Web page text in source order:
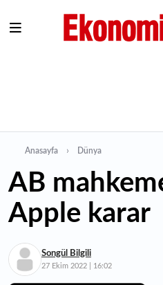
Anasayfa Dünya
AB
Apple karar
Songül Bilgili
27 Ekim 2022 | 16:02